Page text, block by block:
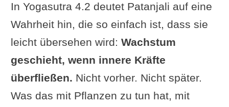
In Yogasutra 4.2 deutet Patanjali auf eine
Wahrheit hin, die so einfach ist, dass sie
leicht übersehen wird: Wachstum
geschieht, wenn innere Kräfte
überfließen. Nicht vorher. Nicht später.
Was das mit Pflanzen zu tun hat, mit